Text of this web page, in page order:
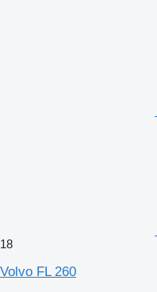
18
Volvo FL 260